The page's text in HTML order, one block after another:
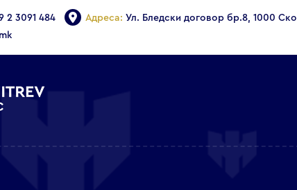
2 3091 484 Адреса: Ул. Бледски договор бр.8, 1000